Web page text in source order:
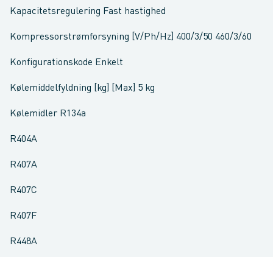
Kapacitetsregulering Fast hastighed
Kompressorstrømforsyning [V/Ph/Hz] 400/3/50 460/3/60
Konfigurationskode Enkelt
Kølemiddelfyldning [kg] [Max] 5 kg
Kølemidler R134a
R404A
R407A
R407C
R407F
R448A